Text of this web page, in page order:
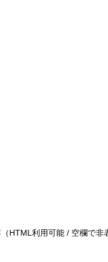
HTML利用可能 / 空欄で非